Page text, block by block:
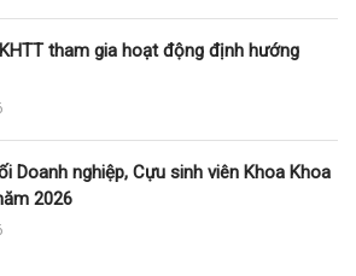
tham gia hoạt động định hướng
Doanh nghiệp, Cựu sinh viên Khoa Khoa
2026